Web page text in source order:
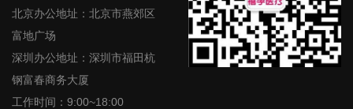
北京办公地址：北京市燕郊区
富地广场
深圳办公地址：深圳市福田杭
钢富春商务大厦
工作时间：9:00~18:00